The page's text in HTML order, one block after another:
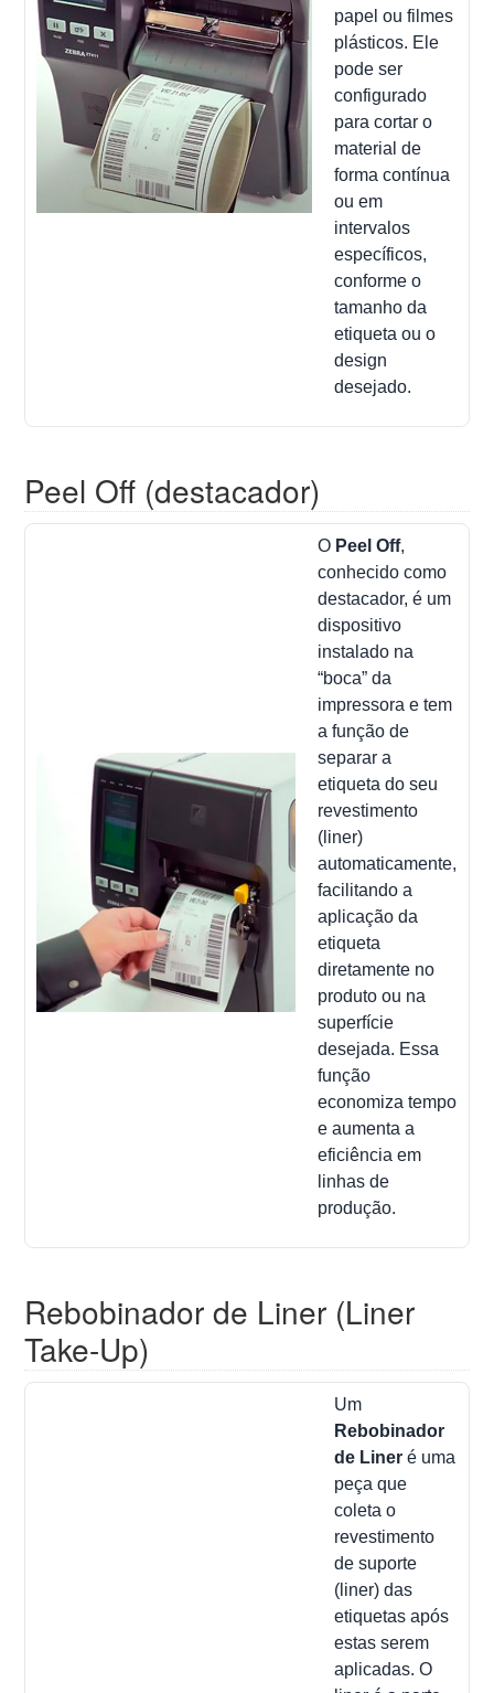
papel ou filmes
plásticos. Ele
pode ser
configurado
para cortar o
material de
forma contínua
ou em
intervalos
específicos,
conforme o
tamanho da
etiqueta ou o
design
desejado.
Peel Off (destacador)
O Peel Off,
conhecido como
destacador, é um
dispositivo
instalado na
“boca” da
impressora e tem
a função de
separar a
etiqueta do seu
revestimento
(liner)
automaticamente,
facilitando a
aplicação da
etiqueta
diretamente no
produto ou na
superfície
desejada. Essa
função
economiza tempo
e aumenta a
eficiência em
linhas de
produção.
Rebobinador de Liner (Liner
Take-Up)
Um
Rebobinador
de Liner é uma
peça que
coleta o
revestimento
de suporte
(liner) das
etiquetas após
estas serem
aplicadas. O